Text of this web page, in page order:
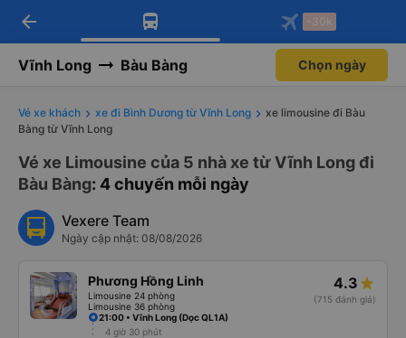
Tải app Vexere ngay!
Nhận ưu đãi thành viên độc
Mở app
Tải app Vexere
-30k/ghế khi đặt vé máy bay qua
Mở app
arrow_back -30k
Vĩnh Long Bàu Bàng Chọn ngày
Vé xe khách xe đi Bình Dương từ Vĩnh Long
xe limousine đi Bàu
Bàng từ Vĩnh Long
Vé xe Limousine của 5 nhà xe từ Vĩnh Long đi
Bàu Bàng: 4 chuyến mỗi ngày
Vexere Team
Ngày cập nhật: 08/08/2026
Phương Hồng Linh
Limousine 24 phòng
Limousine 36 phòng
4.3
(715 đánh giá)
21:00 • Vĩnh Long (Dọc QL1A)
4 giờ 30 phút